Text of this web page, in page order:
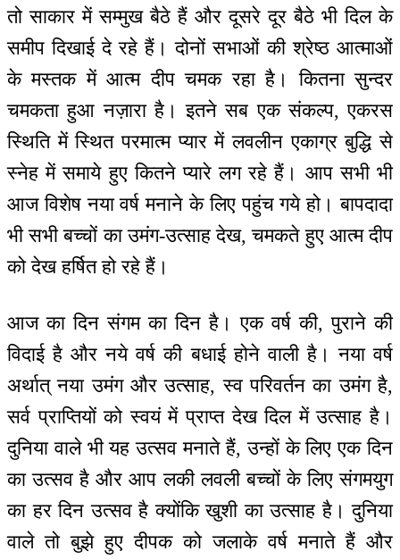
तो साकार में सम्मुख बैठे हैं और दूसरे दूर बैठे भी दिल के
समीप दिखाई दे रहे हैं। दोनों सभाओं की श्रेष्ठ आत्माओं
के मस्तक में आत्म दीप चमक रहा है। कितना सुन्दर
चमकता हुआ नज़ारा है। इतने सब एक संकल्प, एकरस
स्थिति में स्थित परमात्म प्यार में लवलीन एकाग्र बुद्धि से
स्नेह में समाये हुए कितने प्यारे लग रहे हैं। आप सभी भी
आज विशेष नया वर्ष मनाने के लिए पहुंच गये हो। बापदादा
भी सभी बच्चों का उमंग-उत्साह देख, चमकते हुए आत्म दीप
को देख हर्षित हो रहे हैं।
आज का दिन संगम का दिन है। एक वर्ष की, पुराने की
विदाई है और नये वर्ष की बधाई होने वाली है। नया वर्ष
अर्थात् नया उमंग और उत्साह, स्व परिवर्तन का उमंग है,
सर्व प्राप्तियों को स्वयं में प्राप्त देख दिल में उत्साह है।
दुनिया वाले भी यह उत्सव मनाते हैं, उन्हों के लिए एक दिन
का उत्सव है और आप लकी लवली बच्चों के लिए संगमयुग
का हर दिन उत्सव है क्योंकि खुशी का उत्साह है। दुनिया
वाले तो बुझे हुए दीपक को जलाके वर्ष मनाते हैं और